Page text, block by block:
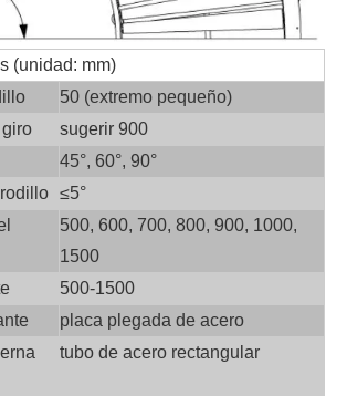
(unidad: mm)
50 (extremo pequeño)
sugerir 900
45°, 60°, 90°
≤5°
500, 600, 700, 800, 900, 1000,
1500
500-1500
placa plegada de acero
tubo de acero rectangular